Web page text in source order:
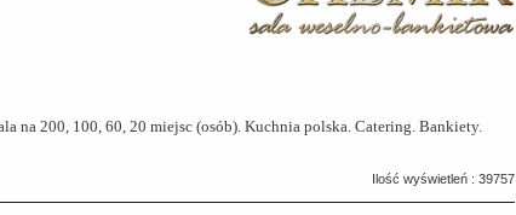
na 200, 100, 60, 20 miejsc (osób). Kuchnia polska. Catering. Bankiety.
Ilość wyświetleń : 39757